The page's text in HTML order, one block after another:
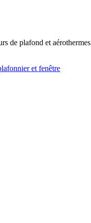
de plafond et aérothermes
et fenêtre